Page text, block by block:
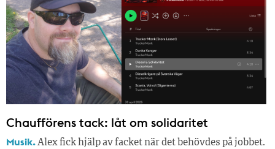
Chaufförens tack: låt om solidaritet
Musik.Alex fick hjälp av facket när det behövdes på jobbet.